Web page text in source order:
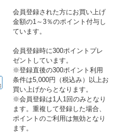
会員登録された方にお買い上げ
金額の1～3％のポイント付与し
ています。
会員登録時に300ポイントプレ
ゼントしています。
※登録直後の300ポイント利用
条件は5,000円（税込み）以上お
買い上げからとなります。
※会員登録は1人1回のみとなり
ます。重複して登録した場合、
ポイントのご利用は無効となり
ます。